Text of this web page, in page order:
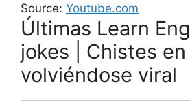
Source: Youtube.com
Últimas Learn
jokes | Chistes
volviéndose viral